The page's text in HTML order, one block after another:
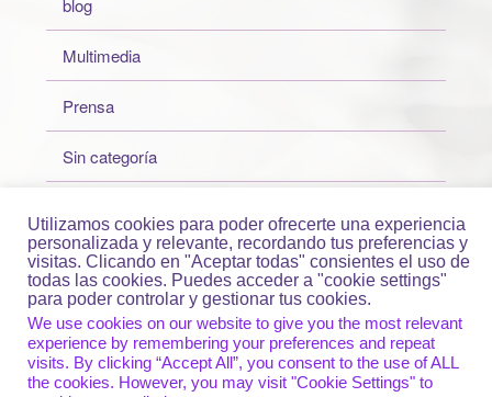
blog
Multimedia
Prensa
Sin categoría
Uncategorized
© Aldara Martos, 2016Tema Unitefunciona conWordPress.
Utilizamos cookies para poder ofrecerte una experiencia
personalizada y relevante, recordando tus preferencias y
visitas. Clicando en "Aceptar todas" consientes el uso de
todas las cookies. Puedes acceder a "cookie settings"
para poder controlar y gestionar tus cookies.
We use cookies on our website to give you the most relevant
experience by remembering your preferences and repeat
visits. By clicking “Accept All”, you consent to the use of ALL
the cookies. However, you may visit "Cookie Settings" to